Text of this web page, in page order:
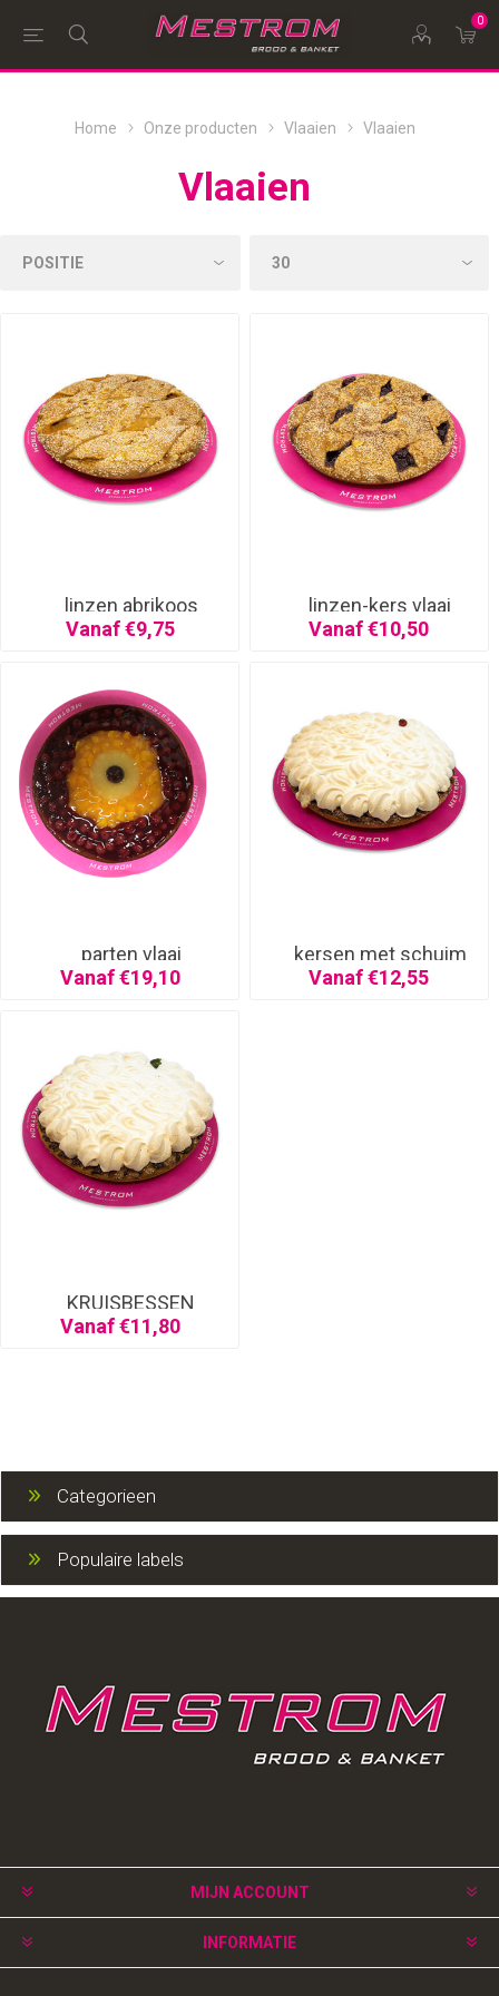
0
Home Onze producten Vlaaien Vlaaien
Vlaaien
linzen abrikoos
Vanaf €9,75
linzen-kers vlaai
Vanaf €10,50
parten vlaai
Vanaf €19,10
kersen met schuim
Vanaf €12,55
KRUISBESSEN
SCHUIM
Vanaf €11,80
Categorieen
Populaire labels
MIJN ACCOUNT
INFORMATIE